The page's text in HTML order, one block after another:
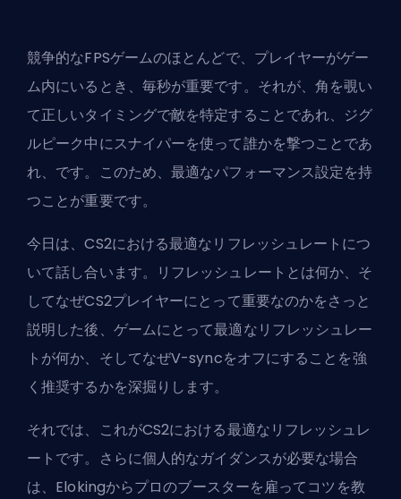
競争的なFPSゲームのほとんどで、プレイヤーがゲー
ム内にいるとき、毎秒が重要です。それが、角を覗い
て正しいタイミングで敵を特定することであれ、ジグ
ルピーク中にスナイパーを使って誰かを撃つことであ
れ、です。このため、最適なパフォーマンス設定を持
つことが重要です。
今日は、CS2における最適なリフレッシュレートにつ
いて話し合います。リフレッシュレートとは何か、そ
してなぜCS2プレイヤーにとって重要なのかをさっと
説明した後、ゲームにとって最適なリフレッシュレー
トが何か、そしてなぜV-syncをオフにすることを強
く推奨するかを深掘りします。
それでは、これがCS2における最適なリフレッシュレ
ートです。さらに個人的なガイダンスが必要な場合
は、 Elokingからプロのブースターを雇ってコツを教